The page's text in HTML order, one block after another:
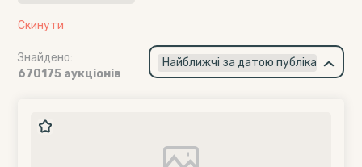
Скинути
Знайдено:
670175 аукціонів
×
Найближчі за датою публікації